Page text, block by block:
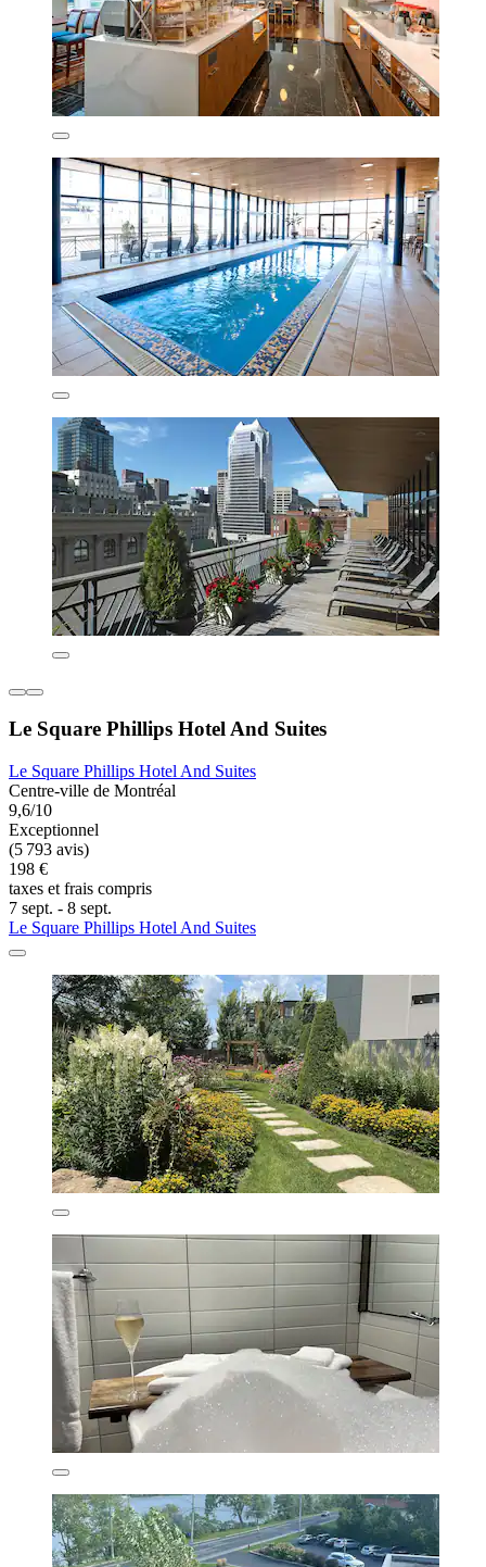
Le Square Phillips Hotel And Suites
Le Square Phillips Hotel And Suites
Centre-ville de Montréal
9,6/10
Exceptionnel
(5 793 avis)
198 €
taxes et frais compris
7 sept. - 8 sept.
Le Square Phillips Hotel And Suites